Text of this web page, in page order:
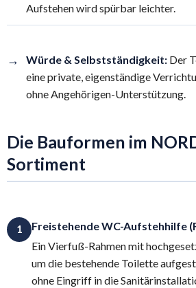
Aufstehen wird spürbar leichter.
→ Würde & Selbstständigkeit: Der
eine private, eigenständige
ohne Angehörigen-Unterstützung.
Die Bauformen im
Sortiment
1
Freistehende WC-Aufstehhilfe
Ein Vierfuß-Rahmen mit
um die bestehende Toilette
ohne Eingriff in die